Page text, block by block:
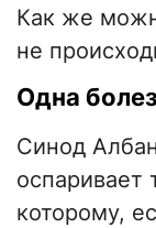
Как же
не
Одна
Синод
оспаривает
которому,